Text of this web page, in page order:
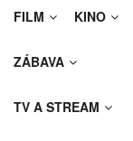
FILM KINO
ZÁBAVA
TV A STREAM